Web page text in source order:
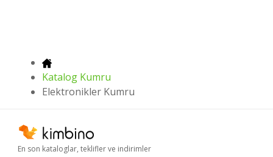
Katalog Kumru
Elektronikler Kumru
En son kataloglar, teklifler ve indirimler